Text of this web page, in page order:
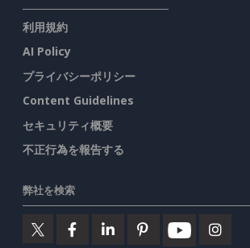
利用規約
AI Policy
プライバシーポリシー
Content Guidelines
セキュリティ概要
不正行為を報告する
弊社を検索